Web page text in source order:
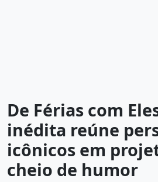
De Férias com
inédita reúne
icônicos em
cheio de humor